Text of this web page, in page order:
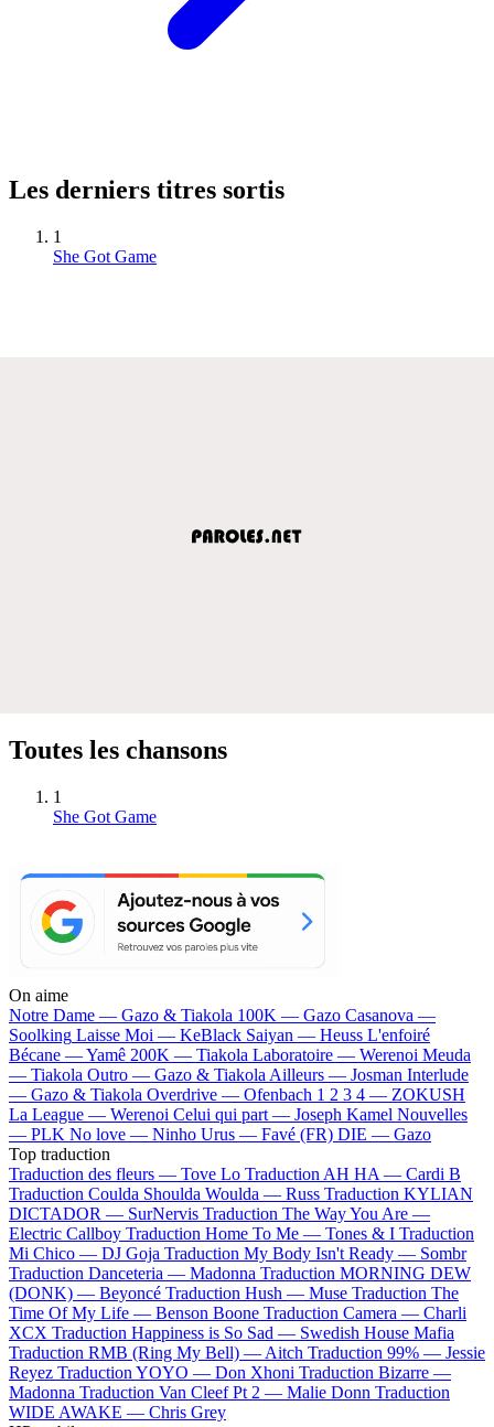
Les derniers titres sortis
1
She Got Game
Toutes les chansons
1
She Got Game
On aime
Notre Dame — Gazo & Tiakola 100K — Gazo Casanova —
Soolking Laisse Moi — KeBlack Saiyan — Heuss L'enfoiré
Bécane —Yamê 200K — Tiakola Laboratoire — Werenoi Meuda
— Tiakola Outro — Gazo & Tiakola Ailleurs — Josman Interlude
— Gazo & Tiakola Overdrive — Ofenbach 1 2 3 4 — ZOKUSH
La League — Werenoi Celui qui part — Joseph Kamel Nouvelles
— PLK No love — Ninho Urus — Favé (FR) DIE — Gazo
Top traduction
Traduction des fleurs — Tove Lo Traduction AH HA — Cardi B
Traduction Coulda Shoulda Woulda — Russ Traduction KYLIAN
DICTADOR — SurNervis Traduction The Way You Are —
Electric Callboy Traduction Home To Me — Tones & I Traduction
Mi Chico — DJ Goja Traduction My Body Isn't Ready — Sombr
Traduction Danceteria — Madonna Traduction MORNING DEW
(DONK) — Beyoncé Traduction Hush — Muse Traduction The
Time Of My Life — Benson Boone Traduction Camera — Charli
XCX Traduction Happiness is So Sad — Swedish House Mafia
Traduction RMB (Ring My Bell) — Aitch Traduction 99% — Jessie
Reyez Traduction YOYO — Don Xhoni Traduction Bizarre —
Madonna Traduction Van Cleef Pt 2 — Malie Donn Traduction
WIDE AWAKE — Chris Grey